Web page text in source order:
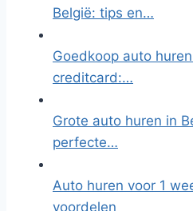
België: tips en…
Goedkoop auto
creditcard:…
Grote auto huren in
perfecte…
Auto huren voor 1
voordelen